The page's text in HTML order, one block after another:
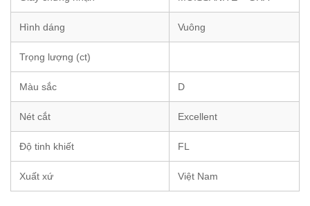
Hình dáng Vuông
Trọng lượng (ct)
Màu sắc D
Nét cắt Excellent
Độ tinh khiết FL
Xuất xứ Việt Nam